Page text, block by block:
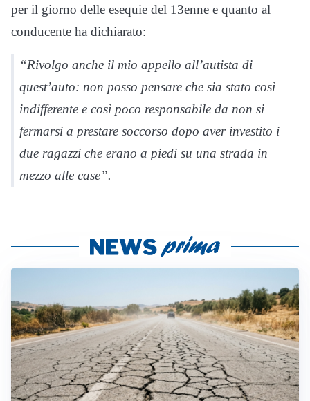
per il giorno delle esequie del 13enne e quanto al
conducente ha dichiarato:
“Rivolgo anche il mio appello all’autista di
quest’auto: non posso pensare che sia stato così
indifferente e così poco responsabile da non si
fermarsi a prestare soccorso dopo aver investito i
due ragazzi che erano a piedi su una strada in
mezzo alle case”.